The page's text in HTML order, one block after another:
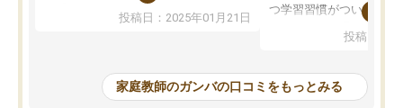
を開いてzoomを繋げるようになりまし
た！5科目なんでもOKなのもとても気
めて1年ほどだった今では平均点以上の
科目が増えてきました！あと1年受験ま
投稿日：2025年01月21日
つ学習習慣がついてきま
指導が無い日も予定表
問できるのでとても助か
投稿日：
家庭教師のガンバの口コミをもっとみる